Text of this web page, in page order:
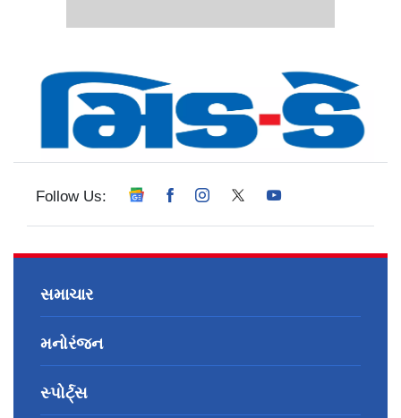
Follow Us:
સમાચાર
મનોરંજન
સ્પોર્ટ્સ